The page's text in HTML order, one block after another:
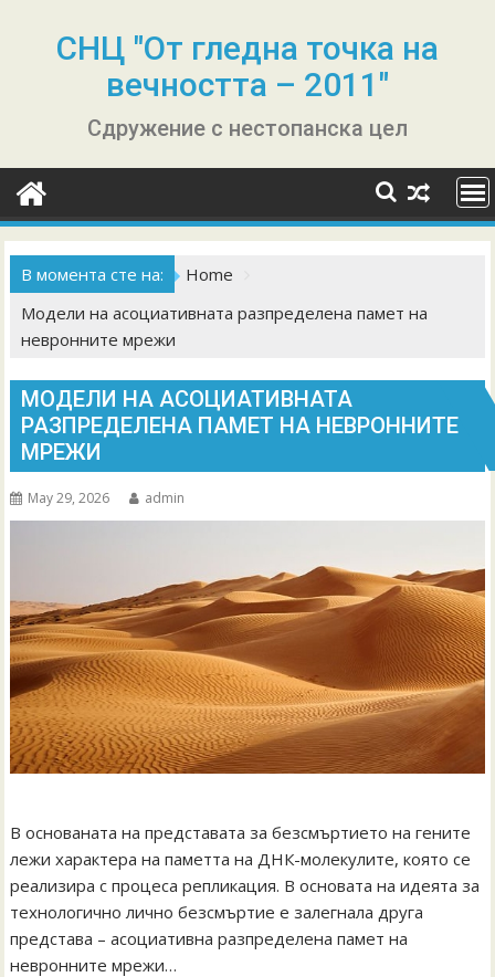
СНЦ "От гледна точка на
вечността – 2011"
Сдружение с нестопанска цел
В момента сте на:
Home
Модели на асоциативната разпределена памет на
невронните мрежи
МОДЕЛИ НА АСОЦИАТИВНАТА
РАЗПРЕДЕЛЕНА ПАМЕТ НА НЕВРОННИТЕ
МРЕЖИ
May 29, 2026 admin
В основаната на представата за безсмъртието на гените
лежи характера на паметта на ДНК-молекулите, която се
реализира с процеса репликация. В основата на идеята за
технологично лично безсмъртие е залегнала друга
представа – асоциативна разпределена памет на
невронните мрежи…